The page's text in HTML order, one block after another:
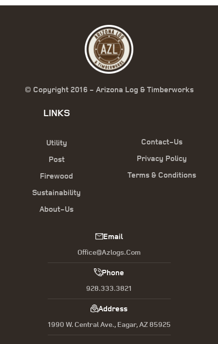
© Copyright 2016 - Arizona Log & Timberworks
LINKS
Utility
Post
Firewood
Sustainability
About-Us
Contact-Us
Privacy Policy
Terms & Conditions
Email
Office@azlogs.com
Phone
928.333.3821
Address
1990 W. Central Ave., Eagar, AZ 85925